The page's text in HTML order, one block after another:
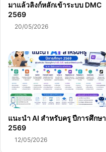
มาแล้วลิงก์หลักเข้าระบบ DMC
2569
20/05/2026
แนะนำ AI สำหรับครู ปีการศึกษา
2569
12/05/2026